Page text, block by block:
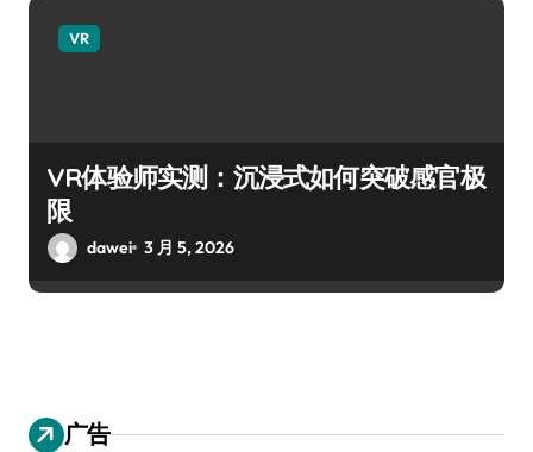
VR
VR体验师实测：沉浸式如何突破感官极
限
dawei 3 月 5, 2026
广告